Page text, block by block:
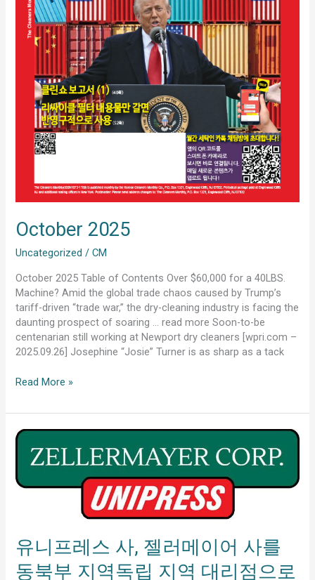
October 2025
Uncategorized /CM
October 2025 Table of Contents Over $60,000 for a 40LBS.
Machine? Amid the global trade chaos caused by Trump’s
tariff-driven “trade war,” the dry-cleaning industry is facing the
daunting prospect of soaring … read more Soon-to-be
centenarian still working at Newport dry cleaners [wpri.com –
2025.09.26] Josephine “Josie” Turner is as sharp as a tack
Read More »
유니프레스 사, 젤러메이어 사를
동북부 지역독립 지역 대리점으로
유
레
러
메
이